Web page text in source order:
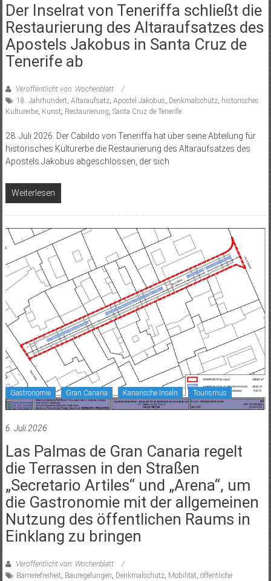
Der Inselrat von Teneriffa schließt die
Restaurierung des Altaraufsatzes des
Apostels Jakobus in Santa Cruz de
Tenerife ab
Veröffentlicht von: Wochenblatt
18. Jahrhundert Altaraufsatz, Apostel Jakobus Denkmalschutz, historisches
Kulturerbe, Kunst Restaurierung Santa Cruz de Tenerife
28. Juli 2026. Der Cabildo von Teneriffa hat über seine Abteilung für
historisches Kulturerbe die Restaurierung des Altaraufsatzes des
Apostels Jakobus abgeschlossen, der sich
Weiterlesen
Gastronomie Gran Canaria Kanarische Inseln Tourismus
6. Juli 2026
Las Palmas de Gran Canaria regelt
die Terrassen in den Straßen
„Secretario Artiles“ und „Arena“, um
die Gastronomie mit der allgemeinen
Nutzung des öffentlichen Raums in
Einklang zu bringen
Veröffentlicht von: Wochenblatt
Barrierefreiheit Bauregelungen Denkmalschutz, Mobilität öffentliche